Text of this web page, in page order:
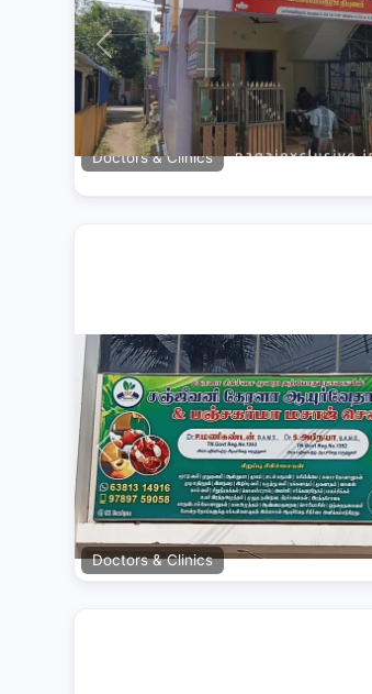
Doctors & Clinics
Previous
Doctors & Clinics
Previous